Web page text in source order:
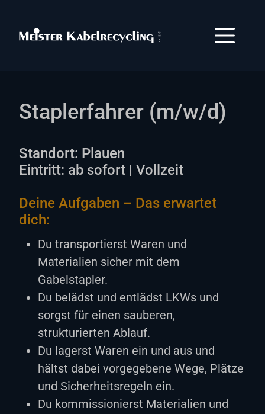
Menü
Staplerfahrer (m/w/d)
Standort: Plauen
Eintritt: ab sofort | Vollzeit
Deine Aufgaben – Das erwartet
dich:
Du transportierst Waren und
Materialien sicher mit dem
Gabelstapler.
Du belädst und entlädst LKWs und
sorgst für einen sauberen,
strukturierten Ablauf.
Du lagerst Waren ein und aus und
hältst dabei vorgegebene Wege, Plätze
und Sicherheitsregeln ein.
Du kommissionierst Materialien und